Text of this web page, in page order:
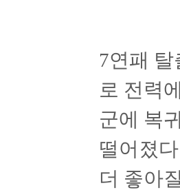
7연패
로 전력
군에 복
떨어졌
더 좋아